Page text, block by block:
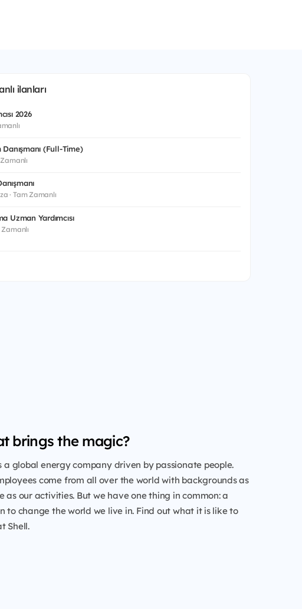
ilanları
2026
Danışmanı (Full-Time)
· Tam Zamanlı
Uzman Yardımcısı
Zamanlı
brings the magic?
a global energy company driven by passionate people.
come from all over the world with backgrounds as
as our activities. But we have one thing in common: a
to change the world we live in. Find out what it is like to
Shell.